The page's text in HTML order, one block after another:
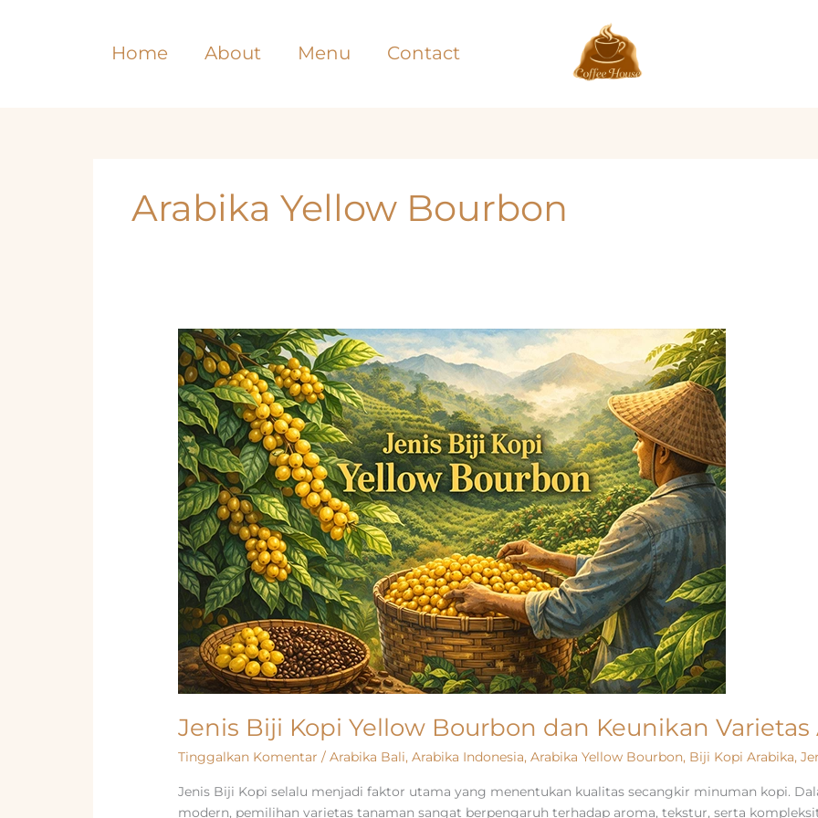
Home About Menu Contact
Arabika Yellow Bourbon
Jenis Biji Kopi Yellow Bourbon dan Keunikan
Tinggalkan Komentar /Arabika Bali,Arabika Indonesia,Arabika Yellow Bourbon, Biji Kopi Arabika,
Jenis Biji Kopi selalu menjadi faktor utama yang menentukan kualitas secangkir minuman kopi.
modern, pemilihan varietas tanaman sangat berpengaruh terhadap aroma, tekstur, serta